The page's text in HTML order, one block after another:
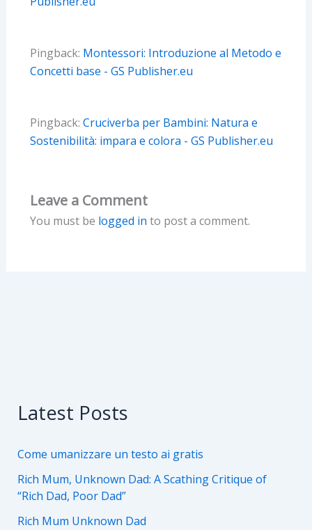
Pingback: Montessori: Introduzione al Metodo e
Concetti base - GS Publisher.eu
Pingback: Cruciverba per Bambini: Natura e
Sostenibilità: impara e colora - GS Publisher.eu
Leave a Comment
You must be logged in to post a comment.
Latest Posts
Come umanizzare un testo ai gratis
Rich Mum, Unknown Dad: A Scathing Critique of
“Rich Dad, Poor Dad”
Rich Mum Unknown Dad